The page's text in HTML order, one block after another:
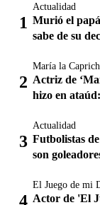
Actualidad
Murió el
sabe de su
María la
Actriz de
hizo en
Actualidad
Futbolistas
son
El Juego de mi
Actor de 'El